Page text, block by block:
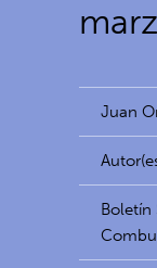
Juan
Boletín